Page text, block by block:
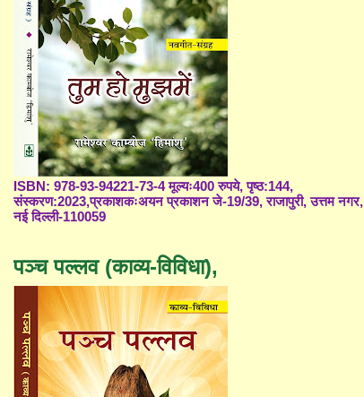
ISBN: 978-93-94221-73-4 मूल्यः400 रुपये, पृष्ठ:144,
संस्करण:2023,प्रकाशकःअयन प्रकाशन जे-19/39, राजापुरी, उत्तम नगर,
नई दिल्ली-110059
पञ्च पल्लव (काव्य-विविधा),